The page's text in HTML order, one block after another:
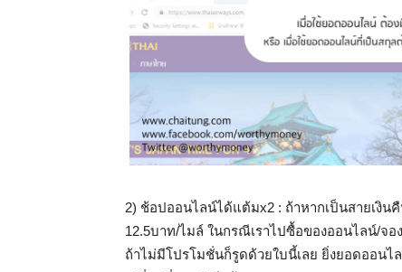
2) ช้อปออนไลน์ได้แต้มx2 : ถ้าหากเป็นสายเงิน
12.5บาท/ไมล์ ในกรณีเราไปซื้อของออนไลน์/จ
ถ้าไม่มีโปรโมชั่นก็รูดด้วยใบนี้เลย ยิ่งยอดออนไ